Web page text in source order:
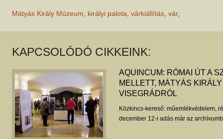
Mátyás Király Múzeum, királyi palota, várkiállítás, vár,
KAPCSOLÓDÓ CIKKEINK:
AQUINCUM: RÓMAI ÚT A
MELLETT, MÁTYÁS
VISEGRÁDRÓL
Közkincs-kereső: műemlékvédelem,
december 12-i adás már az